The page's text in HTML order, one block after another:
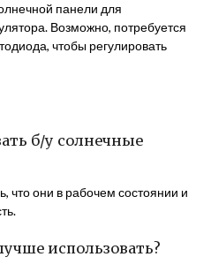
панели для
Возможно, потребуется
чтобы регулировать
б/у солнечные
что они в рабочем состоянии и
использовать?